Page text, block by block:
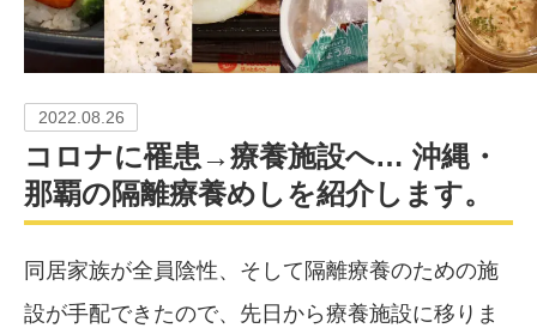
2022.08.26
コロナに罹患→療養施設へ… 沖縄・
那覇の隔離療養めしを紹介します。
同居家族が全員陰性、そして隔離療養のための施
設が手配できたので、先日から療養施設に移りま